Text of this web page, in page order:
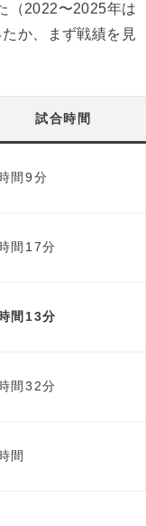
（2022〜2025年は
か、まず戦績を見
試合時間
間9分
間17分
間13分
間32分
間